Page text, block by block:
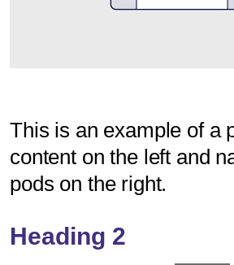
This is an example of a
content on the left and
pods on the right.
Heading 2